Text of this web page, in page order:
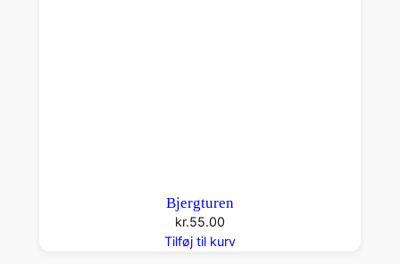
Bjergturen
kr.55.00
Tilføj til kurv